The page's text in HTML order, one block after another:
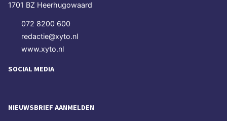
1701 BZ Heerhugowaard
072 8200 600
redactie@xyto.nl
www.xyto.nl
SOCIAL MEDIA
NIEUWSBRIEF AANMELDEN